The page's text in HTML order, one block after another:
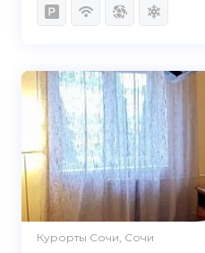
Курорты Сочи, Сочи